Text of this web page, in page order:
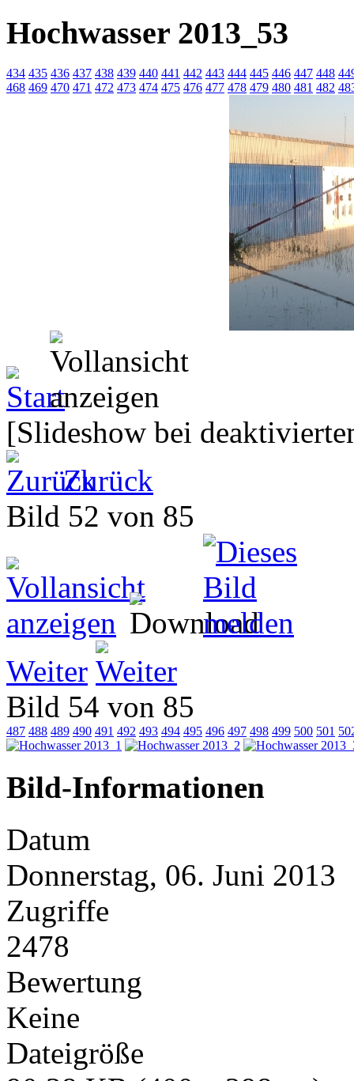
Hochwasser 2013_53
434 435 436 437 438 439 440 441 442 443 444 445 446 447 448
468 469 470 471 472 473 474 475 476 477 478 479 480 481 482
[Slideshow bei
Zurück
Bild 52 von 85
Weiter
Bild 54 von 85
487 488 489 490 491 492 493 494 495 496 497 498 499 500 501
Bild-Informationen
Datum
Donnerstag, 06. Juni 2013
Zugriffe
2478
Bewertung
Keine
Dateigröße